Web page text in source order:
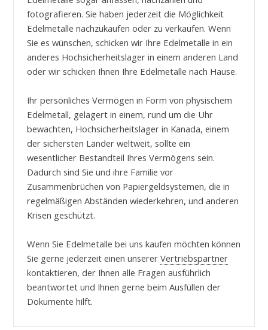
fotografieren. Sie haben jederzeit die Möglichkeit
Edelmetalle nachzukaufen oder zu verkaufen. Wenn
Sie es wünschen, schicken wir Ihre Edelmetalle in ein
anderes Hochsicherheitslager in einem anderen Land
oder wir schicken Ihnen Ihre Edelmetalle nach Hause.
Ihr persönliches Vermögen in Form von physischem
Edelmetall, gelagert in einem, rund um die Uhr
bewachten, Hochsicherheitslager in Kanada, einem
der sichersten Länder weltweit, sollte ein
wesentlicher Bestandteil Ihres Vermögens sein.
Dadurch sind Sie und ihre Familie vor
Zusammenbrüchen von Papiergeldsystemen, die in
regelmäßigen Abständen wiederkehren, und anderen
Krisen geschützt.
Wenn Sie Edelmetalle bei uns kaufen möchten können
Sie gerne jederzeit einen unserer Vertriebspartner
kontaktieren, der Ihnen alle Fragen ausführlich
beantwortet und Ihnen gerne beim Ausfüllen der
Dokumente hilft.